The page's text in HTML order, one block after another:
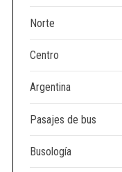
Norte
Centro
Argentina
Pasajes de bus
Busología